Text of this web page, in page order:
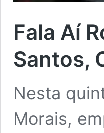
Fala Aí
Santos,
Nesta
Morais,